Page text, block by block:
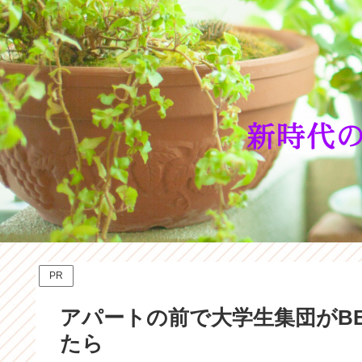
PR
アパートの前で大学生集団が
たら